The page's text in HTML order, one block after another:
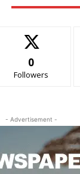
0
Followers
- Advertisement -